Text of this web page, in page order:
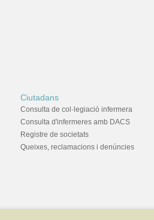
Ciutadans
Consulta de col·legiació infermera
Consulta d'infermeres amb DACS
Registre de societats
Queixes, reclamacions i denúncies